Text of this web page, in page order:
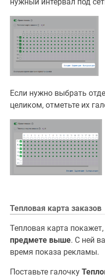
Если нужно выбрать
целиком, отметьте их
Тепловая карта заказов
Тепловая карта покажет,
предмете выше. С ней
время показа рекламы.
Поставьте галочку